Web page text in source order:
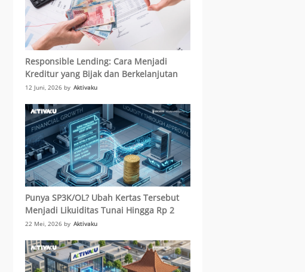
Responsible Lending: Cara Menjadi
Kreditur yang Bijak dan Berkelanjutan
12 Juni, 2026 by Aktivaku
Punya SP3K/OL? Ubah Kertas Tersebut
Menjadi Likuiditas Tunai Hingga Rp 2
Miliar!
22 Mei, 2026 by Aktivaku